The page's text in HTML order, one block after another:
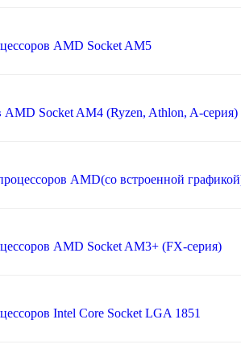
AMD Socket AM5
AMD Socket AM4 (Ryzen, Athlon, A-серия)
AMD(со встроенной
AMD Socket AM3+ (FX-серия)
Intel Core Socket LGA 1851